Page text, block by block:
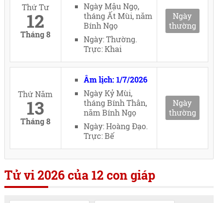
Thứ Tư
12
Tháng 8
Ngày Mậu Ngọ,
tháng Ất Mùi, năm
Bính Ngọ
Ngày: Thường.
Trực: Khai
Ngày
thường
Thứ Năm
13
Tháng 8
Âm lịch: 1/7/2026
Ngày Kỷ Mùi,
tháng Bính Thân,
năm Bính Ngọ
Ngày: Hoàng Đạo.
Trực: Bế
Ngày
thường
Tử vi 2026 của 12 con giáp